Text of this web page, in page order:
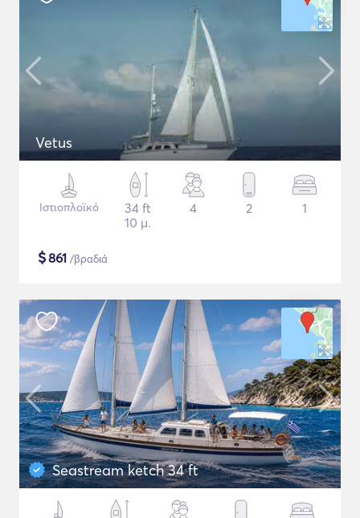
Vetus
Ιστιοπλοϊκό
34 ft
10 μ.
4 2 1
$861 /βραδιά
Seastream ketch 34 ft